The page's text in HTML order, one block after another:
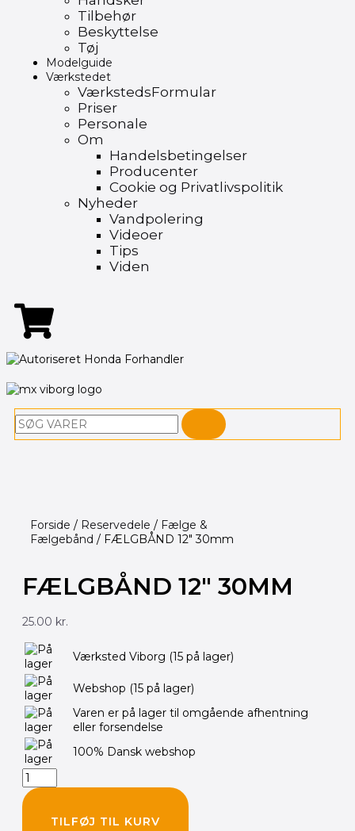
Tilbehør
Beskyttelse
Tøj
Modelguide
Værkstedet
VærkstedsFormular
Priser
Personale
Om
Handelsbetingelser
Producenter
Cookie og Privatlivspolitik
Nyheder
Vandpolering
Videoer
Tips
Viden
Søg
Forside / Reservedele / Fælge &
Fælgebånd / FÆLGBÅND 12″ 30mm
FÆLGBÅND 12″ 30MM
25.00 kr.
Værksted Viborg (15 på lager)
Webshop (15 på lager)
Varen er på lager til omgående afhentning
eller forsendelse
100% Dansk webshop
FÆLGBÅND
12"
30mm
antal
TILFØJ TIL KURV